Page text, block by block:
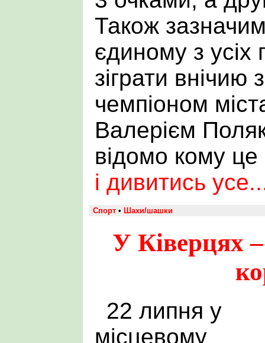
Також
єдиному з усіх
зіграти внічию
чемпіоном
Валерієм
відомо кому
і дивитись
Спорт • Шахи/шашки
У Ківерцях
22 липня у
місцевому